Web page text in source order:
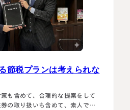
節税プランは考えられな
も含めて、合理的な提案をして
の取り扱いも含めて、素人では